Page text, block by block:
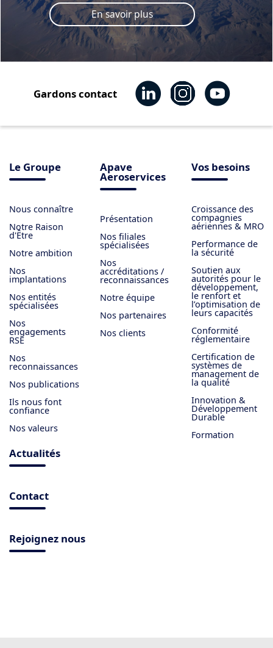
En savoir plus
Gardons contact
Le Groupe
Nous connaître
Notre Raison
d'Être
Notre ambition
Nos
implantations
Nos entités
spécialisées
Nos
engagements
RSE
Nos
reconnaissances
Nos publications
Ils nous font
confiance
Nos valeurs
Apave
Aeroservices
Présentation
Nos filiales
spécialisées
Nos
accréditations /
reconnaissances
Notre équipe
Nos partenaires
Nos clients
Vos besoins
Croissance des
compagnies
aériennes & MRO
Performance de
la sécurité
Soutien aux
autorités pour le
développement,
le renfort et
l’optimisation de
leurs capacités
Conformité
réglementaire
Certification de
systèmes de
management de
la qualité
Innovation &
Développement
Durable
Formation
Actualités
Contact
Rejoignez nous